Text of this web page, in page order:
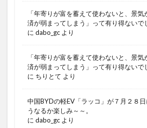
「年寄りが富を蓄えて使わないと、景
済が弱まってしまう」って有り得ないで
に dabo_gc より
「年寄りが富を蓄えて使わないと、景
済が弱まってしまう」って有り得ないで
に ちりとて より
中国BYDの軽EV「ラッコ」が７月２８
うなるか楽しみ～～。
に dabo_gc より